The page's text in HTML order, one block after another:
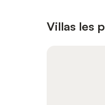
Villas les